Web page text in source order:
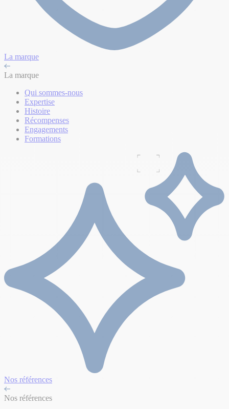
La marque
La marque
Qui sommes-nous
Expertise
Histoire
Récompenses
Engagements
Formations
Nos références
Nos références